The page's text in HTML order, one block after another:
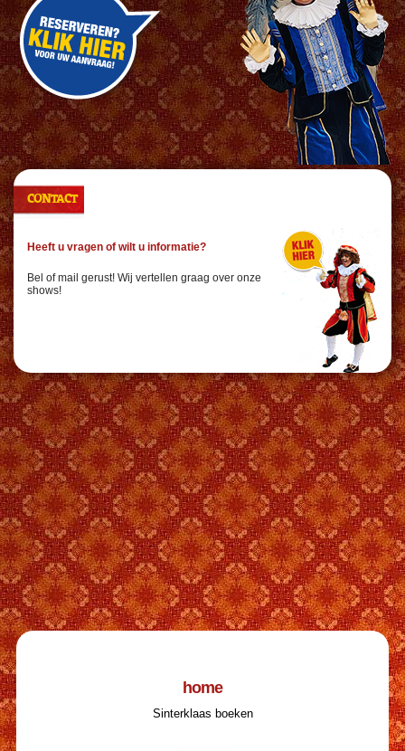
CONTACT
Heeft u vragen of wilt u informatie?
Bel of mail gerust! Wij vertellen graag over onze
shows!
home
Sinterklaas boeken